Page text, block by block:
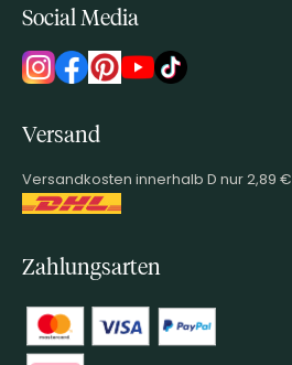
Social Media
Versand
Versandkosten innerhalb D nur 2,89 €
Zahlungsarten